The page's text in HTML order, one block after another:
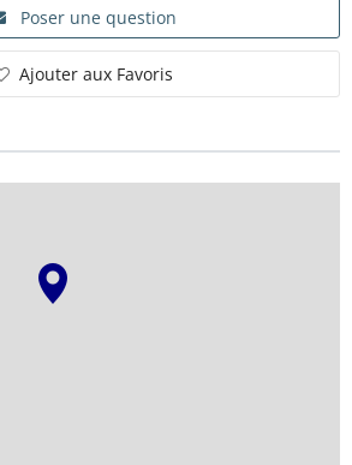
Poser une question
Ajouter aux Favoris